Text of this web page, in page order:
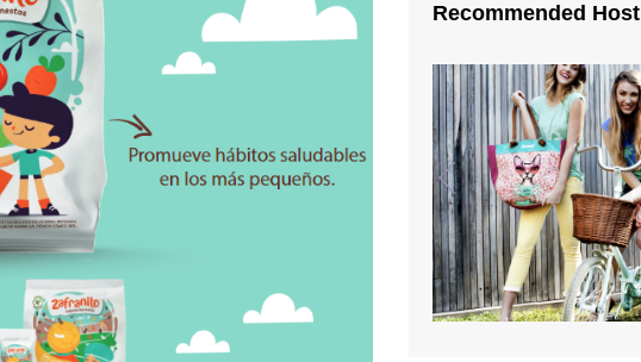
Recommended Host